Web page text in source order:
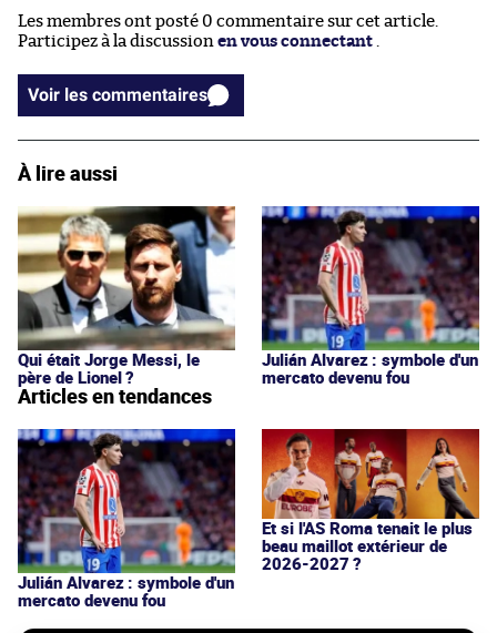
Les membres ont posté 0 commentaire sur cet article.
Participez à la discussion en vous connectant
Voir les commentaires
À lire aussi
Qui était Jorge Messi, le
père de Lionel ?
Julián Alvarez : symbole d'un
mercato devenu fou
Articles en tendances
Julián Alvarez : symbole d'un
mercato devenu fou
Et si l'AS Roma tenait le plus
beau maillot extérieur de
2026-2027 ?